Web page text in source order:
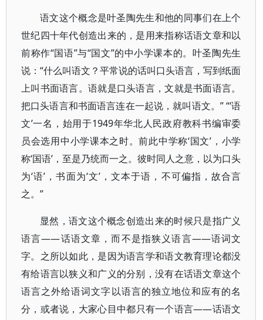
语文这个概念是叶圣陶先生和他的同事们在上个
世纪四十年代创造出来的，是用来指称话语文章和以
前称作“国语”与“国文”的中小学课本的。叶圣陶先生
说：“什么叫语文？平常说的话叫口头语言，写到纸面
上叫书面语言。语就是口头语言，文就是书面语言。
把口头语言和书面语言连在一起说，就叫语文。” “‘语
文’一名，始用于1949年华北人民政府教科书编审委
员会选用中小学课本之时。前此中学称‘国文’，小学
称‘国语’，至是乃统而一之。彼时同人之意，以为口头
为‘语’，书面为‘文’，文本于语，不可偏指，故合言
之。”
显然，语文这个概念创造出来的时候只是指广义
语言——话语文章，而不是指狭义语言——语词文
字。之所以如此，是因为语言学和语文教育理论都没
有给语言以狭义和广义的分别，没有在话语文章这个
语言之外给语词文字以语言的独立地位和应有的名
分，或者说，大家心目中都只有一个语言——话语文